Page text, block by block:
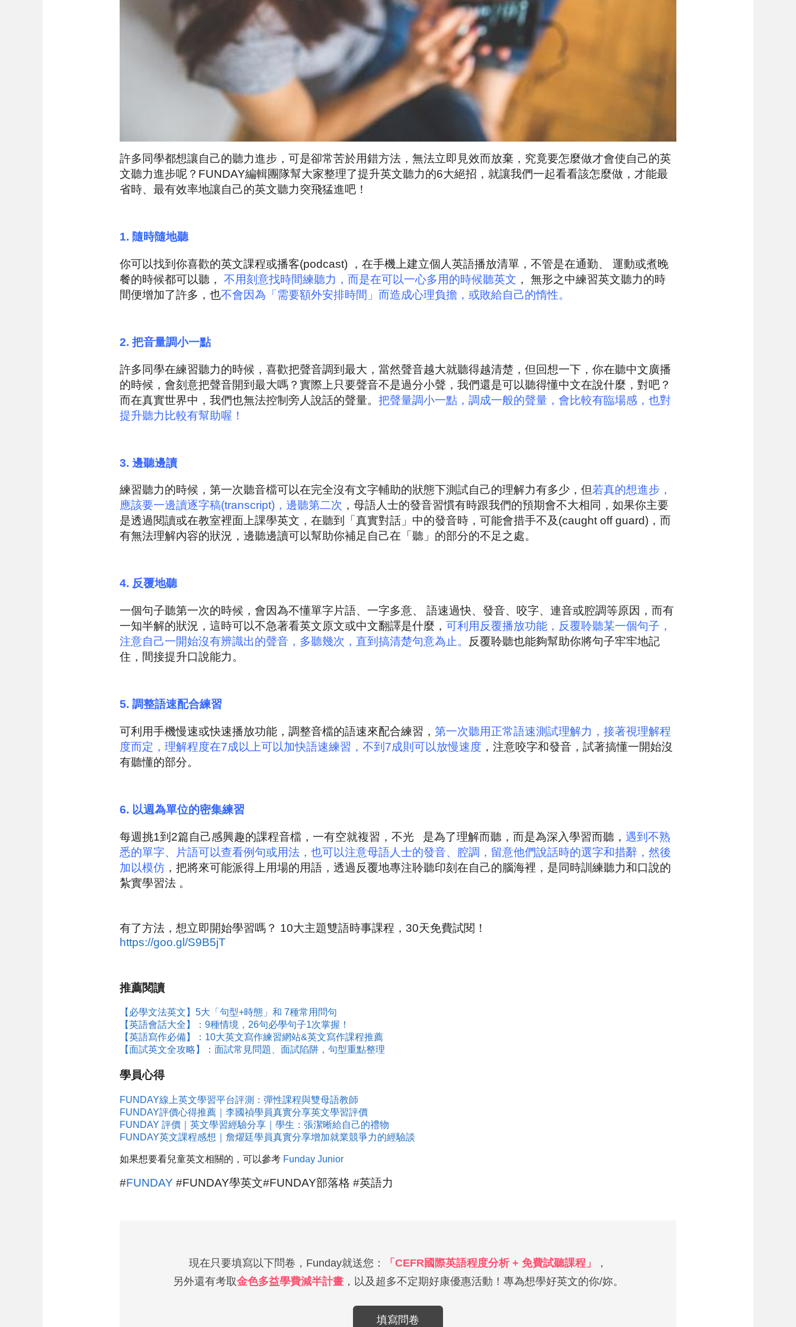
許多同學都想讓自己的聽力進步，可是卻常苦於用錯方法，無法立即見效而放棄，究竟要怎麼做才會使自己的英
文聽力進步呢？FUNDAY編輯團隊幫大家整理了提升英文聽力的6大絕招，就讓我們一起看看該怎麼做，才能最
省時、最有效率地讓自己的英文聽力突飛猛進吧！
1. 隨時隨地聽
你可以找到你喜歡的英文課程或播客(podcast) ，在手機上建立個人英語播放清單，不管是在通勤、 運動或煮晚
餐的時候都可以聽， 不用刻意找時間練聽力，而是在可以一心多用的時候聽英文 ， 無形之中練習英文聽力的時
間便增加了許多，也不會因為「需要額外安排時間」而造成心理負擔，或敗給自己的惰性。
2. 把音量調小一點
許多同學在練習聽力的時候，喜歡把聲音調到最大，當然聲音越大就聽得越清楚，但回想一下，你在聽中文廣播
的時候，會刻意把聲音開到最大嗎？實際上只要聲音不是過分小聲，我們還是可以聽得懂中文在說什麼，對吧？
而在真實世界中，我們也無法控制旁人說話的聲量。 把聲量調小一點，調成一般的聲量，會比較有臨場感，也對
提升聽力比較有幫助喔！
3. 邊聽邊讀
練習聽力的時候，第一次聽音檔可以在完全沒有文字輔助的狀態下測試自己的理解力有多少，但若真的想進步，
應該要一邊讀逐字稿(transcript)，邊聽第二次 ，母語人士的發音習慣有時跟我們的預期會不大相同，如果你主要
是透過閱讀或在教室裡面上課學英文，在聽到「真實對話」中的發音時，可能會措手不及(caught off guard)，而
有無法理解內容的狀況，邊聽邊讀可以幫助你補足自己在「聽」的部分的不足之處。
4. 反覆地聽
一個句子聽第一次的時候，會因為不懂單字片語、一字多意、 語速過快、發音、咬字、連音或腔調等原因，而有
一知半解的狀況，這時可以不急著看英文原文或中文翻譯是什麼， 可利用反覆播放功能，反覆聆聽某一個句子，
注意自己一開始沒有辨識出的聲音，多聽幾次，直到搞清楚句意為止。 反覆聆聽也能夠幫助你將句子牢牢地記
住，間接提升口說能力。
5. 調整語速配合練習
可利用手機慢速或快速播放功能，調整音檔的語速來配合練習， 第一次聽用正常語速測試理解力，接著視理解程
度而定，理解程度在7成以上可以加快語速練習，不到7成則可以放慢速度 ，注意咬字和發音，試著搞懂一開始沒
有聽懂的部分。
6. 以週為單位的密集練習
每週挑1到2篇自己感興趣的課程音檔，一有空就複習，不光 是為了理解而聽，而是為深入學習而聽， 遇到不熟
悉的單字、片語可以查看例句或用法，也可以注意母語人士的發音、腔調，留意他們說話時的選字和措辭，然後
加以模仿 ，把將來可能派得上用場的用語，透過反覆地專注聆聽印刻在自己的腦海裡，是同時訓練聽力和口說的
紮實學習法 。
有了方法，想立即開始學習嗎？ 10大主題雙語時事課程，30天免費試閱！
https://goo.gl/S9B5jT
推薦閱讀
【必學文法英文】5大「句型+時態」和 7種常用問句
【英語會話大全】：9種情境，26句必學句子1次掌握！
【英語寫作必備】：10大英文寫作練習網站&英文寫作課程推薦
【面試英文全攻略】：面試常見問題、面試陷阱，句型重點整理
學員心得
FUNDAY線上英文學習平台評測：彈性課程與雙母語教師
FUNDAY評價心得推薦｜李國禎學員真實分享英文學習評價
FUNDAY 評價｜英文學習經驗分享｜學生：張潔晰給自己的禮物
FUNDAY英文課程感想｜詹燿廷學員真實分享增加就業競爭力的經驗談
如果想要看兒童英文相關的，可以參考 Funday Junior
#FUNDAY #FUNDAY學英文#FUNDAY部落格 #英語力
現在只要填寫以下問卷，Funday就送您： 「CEFR國際英語程度分析 + 免費試聽課程」
，
另外還有考取金色多益學費減半計畫，以及超多不定期好康優惠活動！專為想學好英文的你/妳。
填寫問卷